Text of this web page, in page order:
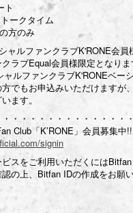
ト
ークタイム
方のみ
ャルファンクラブK'RONE会員
ラブEqual会員様限定となりま
ャルファンクラブK'RONEベー
でもお申込みいただけますが
ます。
・・・・・・・・・・・・・
Club「K’RONE」会員募集中!!
signin
スをご利用いただくにはBitfan
の上、Bitfan IDの作成をお願い